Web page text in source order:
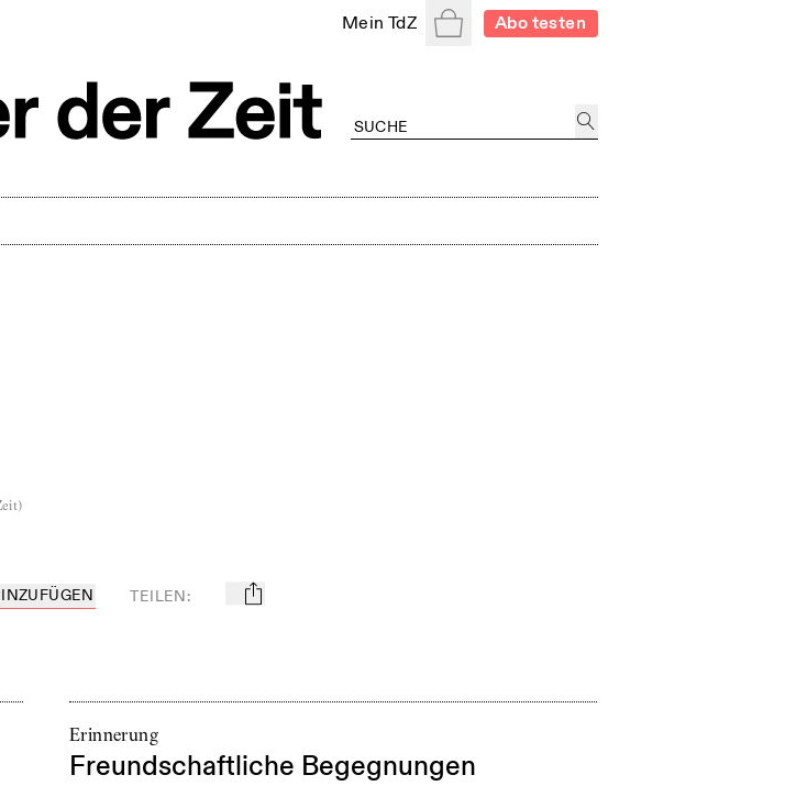
Mein TdZ WarenkorbAbo testen
)
TEILEN: mail
Erinnerung
Freundschaftliche Begegnungen